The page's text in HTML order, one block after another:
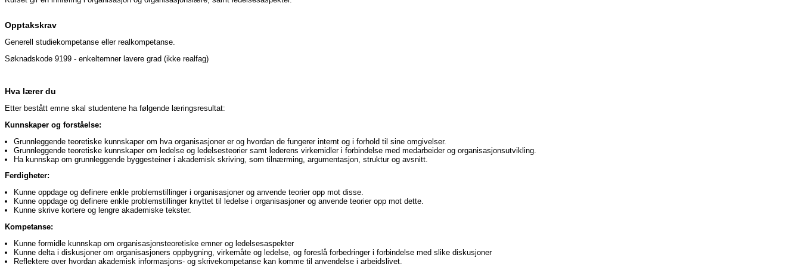
Opptakskrav
Generell studiekompetanse eller realkompetanse.
Søknadskode 9199 - enkeltemner lavere grad (ikke realfag)
Hva lærer du
Etter bestått emne skal studentene ha følgende læringsresultat:
Kunnskaper og forståelse:
Grunnleggende teoretiske kunnskaper om hva organisasjoner er og hvordan de fungerer internt og i forhold til sine omgivelser.
Grunnleggende teoretiske kunnskaper om ledelse og ledelsesteorier samt lederens virkemidler i forbindelse med medarbeider og organisasjonsutvikling.
Ha kunnskap om grunnleggende byggesteiner i akademisk skriving, som tilnærming, argumentasjon, struktur og avsnitt.
Ferdigheter:
Kunne oppdage og definere enkle problemstillinger i organisasjoner og anvende teorier opp mot disse.
Kunne oppdage og definere enkle problemstillinger knyttet til ledelse i organisasjoner og anvende teorier opp mot dette.
Kunne skrive kortere og lengre akademiske tekster.
Kompetanse:
Kunne formidle kunnskap om organisasjonsteoretiske emner og ledelsesaspekter
Kunne delta i diskusjoner om organisasjoners oppbygning, virkemåte og ledelse, og foreslå forbedringer i forbindelse med slike diskusjoner
Reflektere over hvordan akademisk informasjons- og skrivekompetanse kan komme til anvendelse i arbeidslivet.